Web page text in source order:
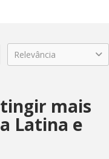
Relevância
mais
Latina e